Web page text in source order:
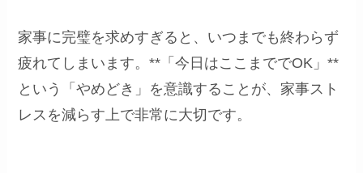
家事に完璧を求めすぎると、いつまでも終わらず
疲れてしまいます。**「今日はここまででOK」**
という「やめどき」を意識することが、家事スト
レスを減らす上で非常に大切です。